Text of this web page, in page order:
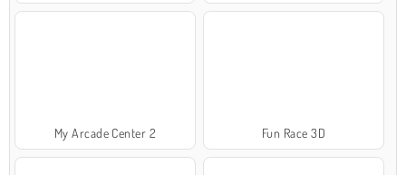
My Arcade Center 2 Fun Race 3D